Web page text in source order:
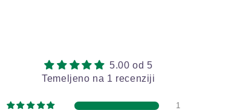
5.00 od 5
Temeljeno na 1 recenziji
1